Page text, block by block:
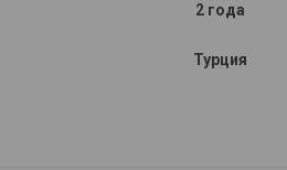
2 года
Турция